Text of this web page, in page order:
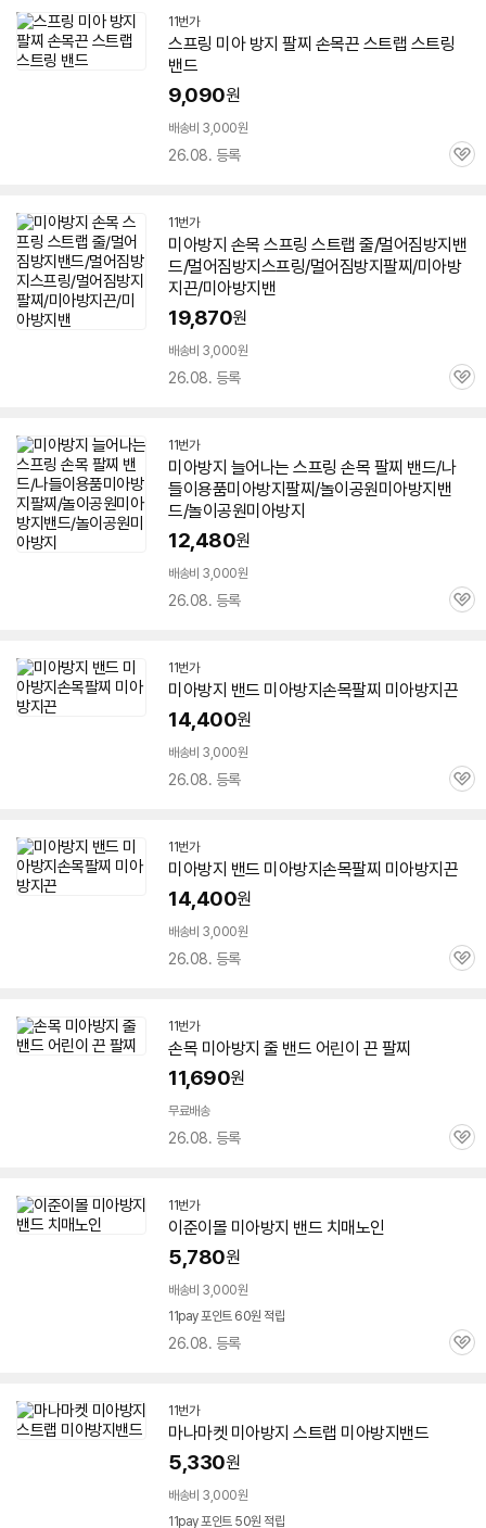
11번가
스프링 미아 방지 팔찌 손목끈 스트랩 스트링
밴드
9,090원
배송비 3,000원
26.08. 등록
관
11번가
미아방지 손목 스프링 스트랩 줄/멀어짐방지밴
드/멀어짐방지스프링/멀어짐방지팔찌/미아방
지끈/미아방지밴
19,870원
배송비 3,000원
26.08. 등록
관
11번가
미아방지 늘어나는 스프링 손목 팔찌 밴드/나
들이용품미아방지팔찌/놀이공원미아방지밴
드/놀이공원미아방지
12,480원
배송비 3,000원
26.08. 등록
관
11번가
미아방지 밴드 미아방지손목팔찌 미아방지끈
14,400원
배송비 3,000원
26.08. 등록
관
11번가
미아방지 밴드 미아방지손목팔찌 미아방지끈
14,400원
배송비 3,000원
26.08. 등록
관
11번가
손목 미아방지 줄 밴드 어린이 끈 팔찌
11,690원
무료배송
26.08. 등록
관
11번가
이준이몰 미아방지 밴드 치매노인
5,780원
배송비 3,000원
11pay 포인트 60원 적립
26.08. 등록
관
11번가
마나마켓 미아방지 스트랩 미아방지밴드
5,330원
배송비 3,000원
11pay 포인트 50원 적립